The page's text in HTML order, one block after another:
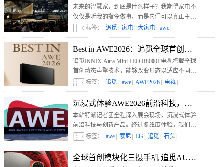
未来的智慧家，到底是什么样子？我期望家电不
仅仅是听我的指令做事，而是它们可以真正主动
读懂我的需求、提前预判场景。在AWE 2026，追
觅科技把这份期待变成了现实。
标签： 追觅 家电 大家电 awe
Best in AWE2026：追觅全球首创动态声
追觅INNIX Aura Mini LED R8000F电视搭载全球
首创动态声擎技术，能够改变形态以适应不同空
间需求，重新定义了电视与家居的关系，堪称本
次AWE最佳声学应用创新。
标签： 追觅 awe AWE2026 电视
沉浸式体验AWE2026前沿科技，这五款硬
本站特派记者团全程深入展会现场，沉浸式体验
前沿科技与创新产品。经过多维度体验，我们从
消费电子、智能家电、清洁电器等热门赛道中，
精选出五款令人印象深刻的重磅产品。
标签： awe 索尼 LG 追觅 石头
全球首创模块化三摄手机 追觅AURORA